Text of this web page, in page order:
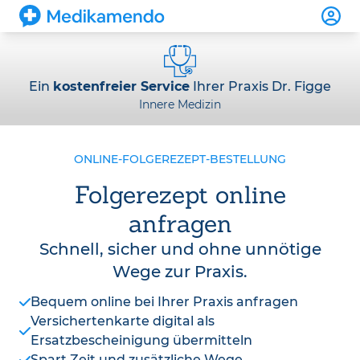
Ein kostenfreier Service Ihrer Praxis Dr. Figge
Innere Medizin
ONLINE-FOLGEREZEPT-BESTELLUNG
Folgerezept online
anfragen
Schnell, sicher und ohne unnötige
Wege zur Praxis.
Bequem online bei Ihrer Praxis anfragen
Versichertenkarte digital als
Ersatzbescheinigung übermitteln